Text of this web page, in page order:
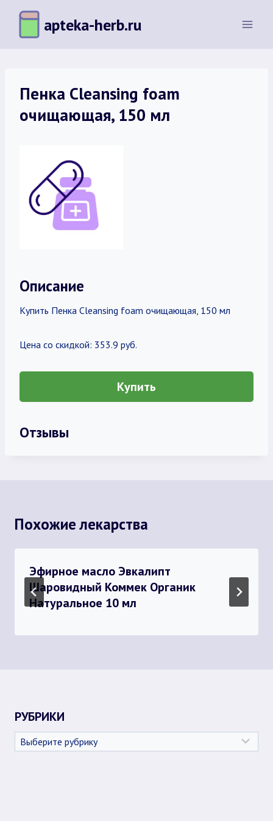
Перейти
содержимому
apteka-herb.ru
Пенка Cleansing foam
очищающая, 150 мл
Описание
Купить Пенка Cleansing foam очищающая, 150 мл
Цена со скидкой: 353.9 руб.
Купить
Отзывы
Похожие лекарства
Эфирное масло Эвкалипт
Шаровидный Коммек Органик
Натуральное 10 мл
РУБРИКИ
Рубрики